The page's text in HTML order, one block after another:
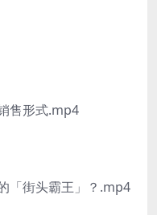
售形式.mp4
「街头霸王」？.mp4